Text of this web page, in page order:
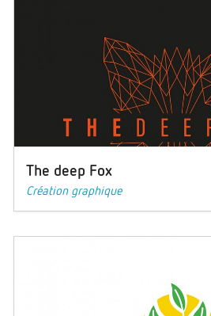
The deep Fox
Création graphique